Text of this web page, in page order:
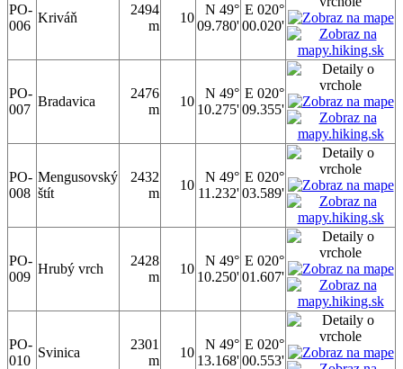
PO-
006
Kriváň
2494
m
10
N 49°
09.780'
E 020°
00.020'
PO-
007
Bradavica
2476
m
10
N 49°
10.275'
E 020°
09.355'
PO-
008
Mengusovský
štít
2432
m
10
N 49°
11.232'
E 020°
03.589'
PO-
009
Hrubý vrch
2428
m
10
N 49°
10.250'
E 020°
01.607'
PO-
010
Svinica
2301
m
10
N 49°
13.168'
E 020°
00.553'